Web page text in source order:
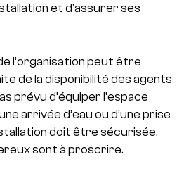
et d’assurer ses
l’organisation peut être
de la disponibilité des agents
prévu d’équiper l’espace
arrivée d’eau ou d’une prise
doit être sécurisée.
sont à proscrire.